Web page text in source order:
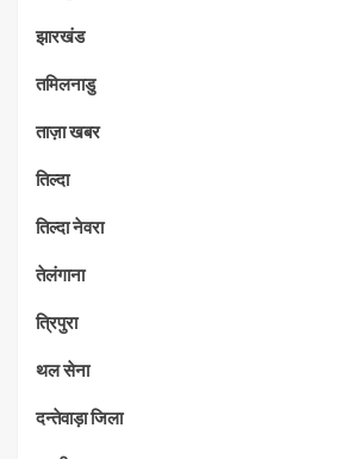
झारखंड
तमिलनाडु
ताज़ा खबर
तिल्दा
तिल्दा नेवरा
तेलंगाना
त्रिपुरा
थल सेना
दन्तेवाड़ा जिला